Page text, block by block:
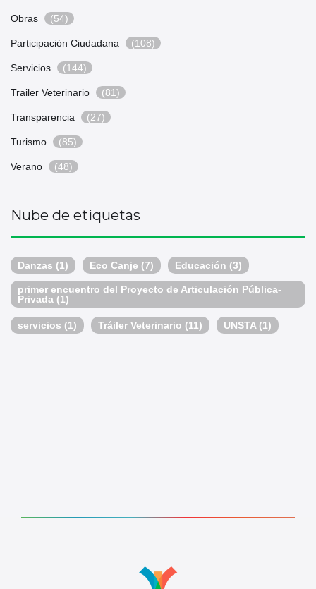
Obras (54)
Participación Ciudadana (108)
Servicios (144)
Trailer Veterinario (81)
Transparencia (27)
Turismo (85)
Verano (48)
Nube de etiquetas
Danzas (1) Eco Canje (7) Educación (3)
primer encuentro del Proyecto de Articulación Pública-
Privada (1)
servicios (1) Tráiler Veterinario (11) UNSTA (1)